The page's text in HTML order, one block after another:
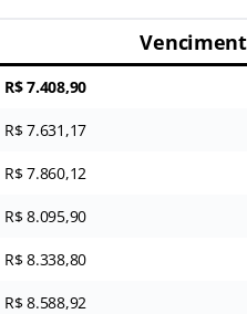
R$ 7.408,90
R$ 7.631,17
R$ 7.860,12
R$ 8.095,90
R$ 8.338,80
R$ 8.588,92